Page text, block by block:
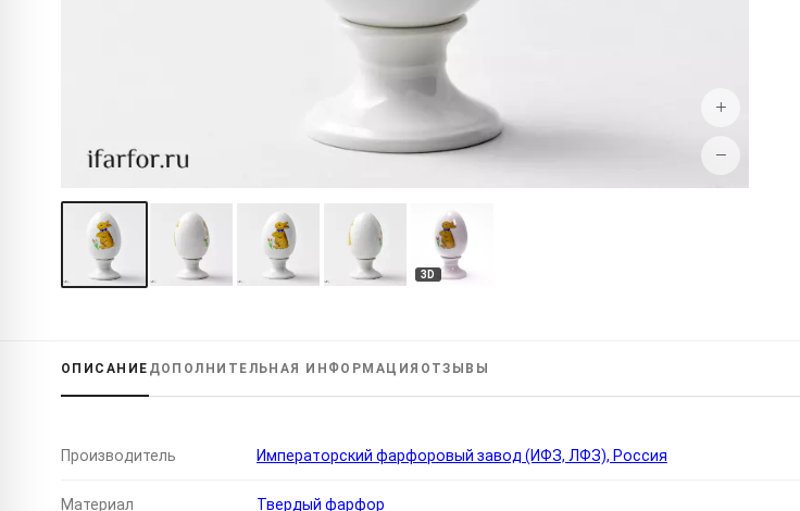
+
−
3D
ОПИСАНИЕ ДОПОЛНИТЕЛЬНАЯ ИНФОРМАЦИЯ ОТЗЫВЫ
Производитель Императорский фарфоровый завод (ИФЗ, ЛФЗ), Россия
Материал Твердый фарфор